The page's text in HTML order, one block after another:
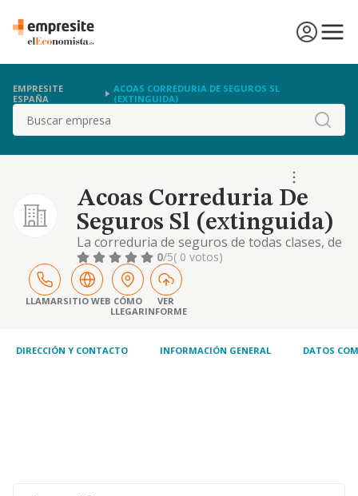
EMPRESITE
ESPAÑA
ACOAS CORREDURIA DE SEGUROS SL
(EXTINGUIDA)
Buscar
Acoas Correduria De
Seguros Sl (extinguida)
La correduria de seguros de todas clases, de
acuerdo con la ley 9.92 de 30 de abril,
reguladora de la actividad de mediacion en
los seguros privados modificada por la
disposicion adicional septima de la ley 30.95,
0/5( 0 votos)
LLAMARSITIO WEB CÓMO
LLEGAR
VER
INFORME
DIRECCIÓN Y CONTACTO INFORMACIÓN GENERAL DATOS